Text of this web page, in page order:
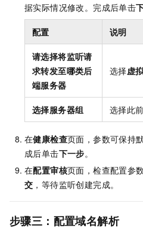
据实际情况修改。完成后单击
配置 说明
请选择将监听请
求转发至哪类后
端服务器
选择虚
选择服务器组 选择此
在健康检查页面，参数可保持
成后单击下一步。
在配置审核页面，检查配置参
交 ，等待监听创建完成。
步骤三：配置域名解析